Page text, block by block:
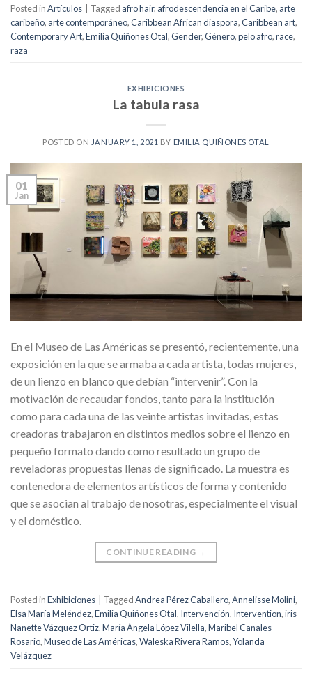
Posted inArtículos | Tagged afro hair, afrodescendencia en el Caribe, arte
caribeño, arte contemporáneo,Caribbean African diaspora,Caribbean art,
Contemporary Art,Emilia Quiñones Otal,Gender,Género,pelo afro,race,
raza
EXHIBICIONES
La tabula rasa
POSTED ON JANUARY 1, 2021 BY EMILIA QUIÑONES OTAL
01
Jan
En el Museo de Las Américas se presentó, recientemente, una
exposición en la que se armaba a cada artista, todas mujeres,
de un lienzo en blanco que debían “intervenir”. Con la
motivación de recaudar fondos, tanto para la institución
como para cada una de las veinte artistas invitadas, estas
creadoras trabajaron en distintos medios sobre el lienzo en
pequeño formato dando como resultado un grupo de
reveladoras propuestas llenas de significado. La muestra es
contenedora de elementos artísticos de forma y contenido
que se asocian al trabajo de nosotras, especialmente el visual
y el doméstico.
CONTINUE READING →
Posted inExhibiciones TaggedAndrea Pérez Caballero,Annelisse Molini,
Elsa María Meléndez,Emilia Quiñones Otal, Intervención, Intervention,iris
Nanette Vázquez Ortiz,María Ángela López Vilella,Maribel Canales
Rosario,Museo de Las Américas,Waleska Rivera Ramos,Yolanda
Velázquez